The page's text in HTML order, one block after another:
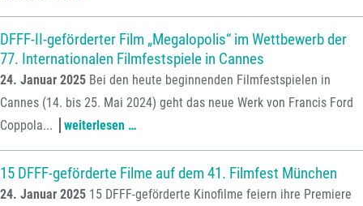
dfff-
geförderte
filme
auf
der
74.
berlinale,
vier
davon
DFFF-II-geförderter Film „Megalopolis“ im Wettbewerb der
77. Internationalen Filmfestspiele in Cannes
24. Januar 2025 Bei den heute beginnenden Filmfestspielen in
Cannes (14. bis 25. Mai 2024) geht das neue Werk von Francis Ford
Coppola...
weiterlesen …
ii-
geförderter
film
15 DFFF-geförderte Filme auf dem 41. Filmfest München
24. Januar 2025 15 DFFF-geförderte Kinofilme feiern ihre Premiere